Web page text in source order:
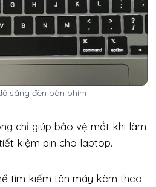
sáng đèn bàn phím
chỉ giúp bảo vệ mắt khi làm
kiệm pin cho laptop.
tìm kiếm tên máy kèm theo